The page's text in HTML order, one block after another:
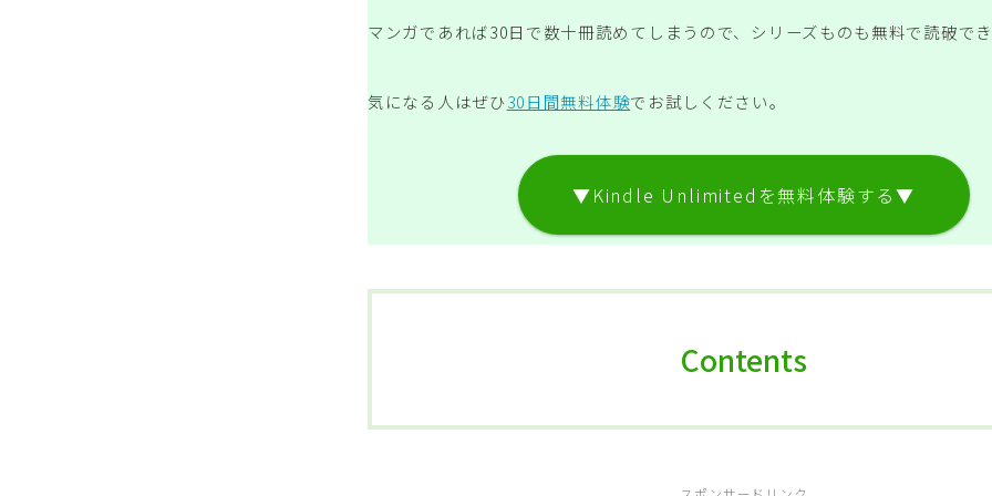
マンガであれば30日で数十冊読めてしまうので、シリーズものも無料で読破でき
気になる人はぜひ30日間無料体験でお試しください。
▼Kindle Unlimitedを無料体験する▼
Contents